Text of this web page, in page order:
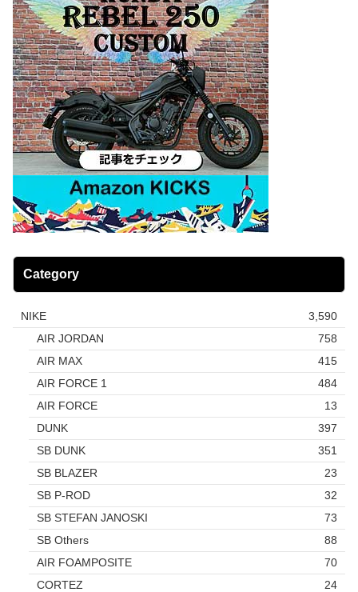
Category
NIKE
3,590
AIR JORDAN
758
AIR MAX
415
AIR FORCE 1
484
AIR FORCE
13
DUNK
397
SB DUNK
351
SB BLAZER
23
SB P-ROD
32
SB STEFAN JANOSKI
73
SB Others
88
AIR FOAMPOSITE
70
CORTEZ
24